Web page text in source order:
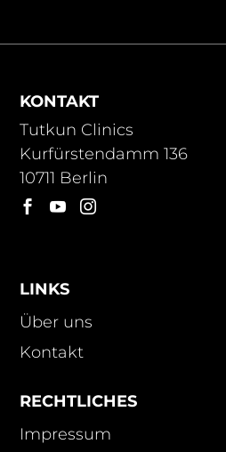
KONTAKT
Tutkun Clinics
Kurfürstendamm 136
10711 Berlin
  
LINKS
Über uns
Kontakt
RECHTLICHES
Impressum